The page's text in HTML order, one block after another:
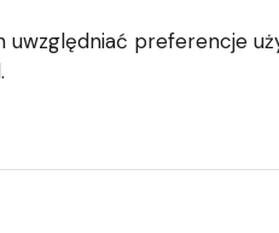
uwzględniać preferencje